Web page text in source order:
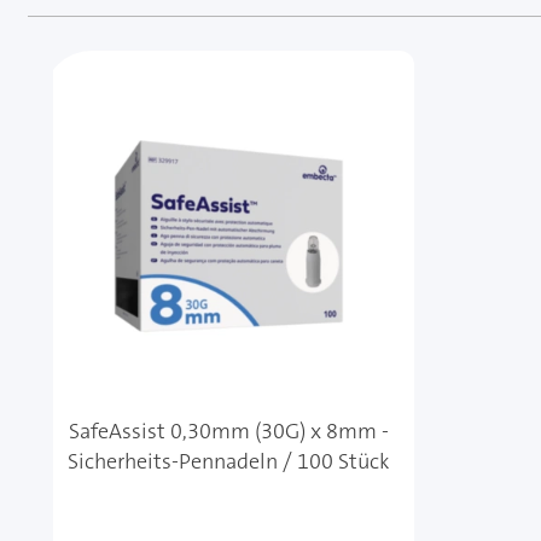
SafeAssist 0,30mm (30G) x 8mm -
Sicherheits-Pennadeln / 100 Stück